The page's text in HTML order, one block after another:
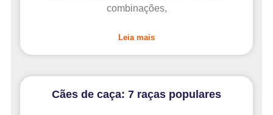
combinações,
Leia mais
Cães de caça: 7 raças populares